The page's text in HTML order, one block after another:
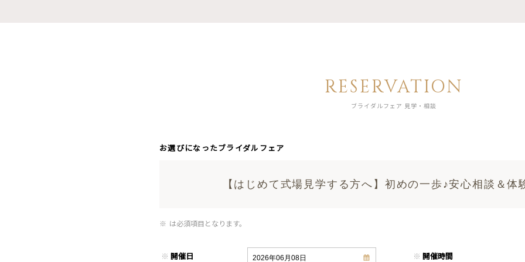
RESERVATION
ブライダルフェア 見学・相談
お選びになったブライダルフェア
【はじめて式場見学する方へ】初めの一歩♪安心相談＆体
※ は必須項目となります。
※ 開催日 ※ 開催時間